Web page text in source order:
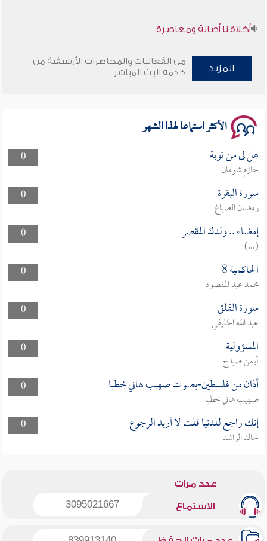
سلسلة محاضرات نفحات رمضانية 1444هـ
المزيد
من الفعاليات والمحاضرات الأرشيفية من
خدمة البث المباشر
الأكثر استماعا لهذا الشهر
0 هل لى من توبة
حازم شومان
0
سورة البقرة
رمضان الصباغ
0
إمضاء .. ولدك المقصر
(...)
0
الحاكمية 8
محمد عبد المقصود
0
سورة الفلق
عبد الله الخليفي
0
المسؤولية
أيمن صيدح
0
أذان من فلسطين-بصوت صهيب هاني خطبا
صهيب هاني خطبا
0
إنك راجع للدنيا قلت لا أريد الرجوع
خالد الراشد
عدد مرات
الاستماع 3095021667